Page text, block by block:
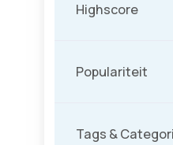
Highscore
Populariteit
Tags &